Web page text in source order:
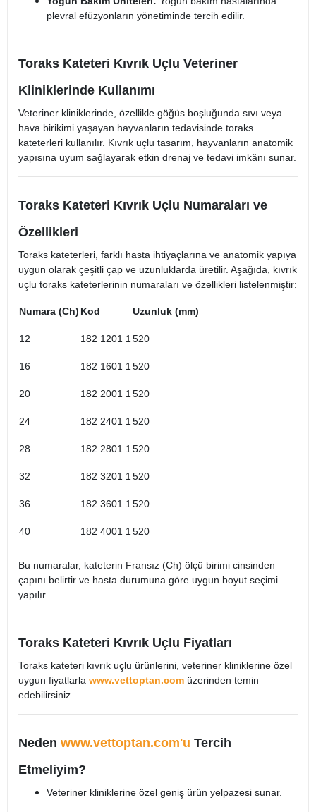
plevral efüzyonların yönetiminde tercih edilir.​
Toraks Kateteri Kıvrık Uçlu Veteriner
Kliniklerinde Kullanımı
Veteriner kliniklerinde, özellikle göğüs boşluğunda sıvı veya
hava birikimi yaşayan hayvanların tedavisinde toraks
kateterleri kullanılır. Kıvrık uçlu tasarım, hayvanların anatomik
yapısına uyum sağlayarak etkin drenaj ve tedavi imkânı sunar.​
Toraks Kateteri Kıvrık Uçlu Numaraları ve
Özellikleri
Toraks kateterleri, farklı hasta ihtiyaçlarına ve anatomik yapıya
uygun olarak çeşitli çap ve uzunluklarda üretilir. Aşağıda, kıvrık
uçlu toraks kateterlerinin numaraları ve özellikleri listelenmiştir:​
Numara (Ch) Kod Uzunluk (mm)
12 182 1201 1520
16 182 1601 1520
20 182 2001 1520
24 182 2401 1520
28 182 2801 1520
32 182 3201 1520
36 182 3601 1520
40 182 4001 1520
Bu numaralar, kateterin Fransız (Ch) ölçü birimi cinsinden
çapını belirtir ve hasta durumuna göre uygun boyut seçimi
yapılır. ​
Toraks Kateteri Kıvrık Uçlu Fiyatları
Toraks kateteri kıvrık uçlu ürünlerini, veteriner kliniklerine özel
uygun fiyatlarla www.vettoptan.com üzerinden temin
edebilirsiniz.​
Neden www.vettoptan.com'u Tercih
Etmeliyim?
Veteriner kliniklerine özel geniş ürün yelpazesi sunar.​